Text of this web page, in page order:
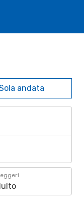
andata